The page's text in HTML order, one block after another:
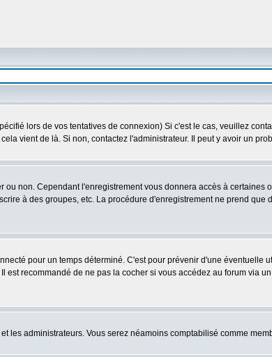
lors de vos tentatives de connexion) Si c'est le cas, veuillez
vient de là. Si non, contactez l'administrateur. Il peut y avoir un
non. Cependant l'enregistrement vous donnera accès à certaines
à des groupes, etc. La procédure d'enregistrement ne prend que
pour un temps déterminé. C'est pour prévenir d'une éventuelle
est recommandé de ne pas la cocher si vous accédez au forum via
les administrateurs. Vous serez néamoins comptabilisé comme